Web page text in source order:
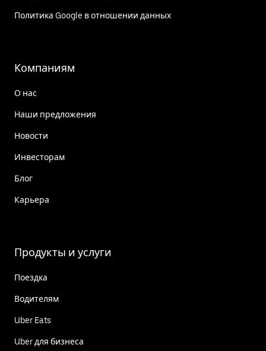
Политика Google в отношении данных
Компаниям
О нас
Наши предложения
Новости
Инвесторам
Блог
Карьера
Продукты и услуги
Поездка
Водителям
Uber Eats
Uber для бизнеса